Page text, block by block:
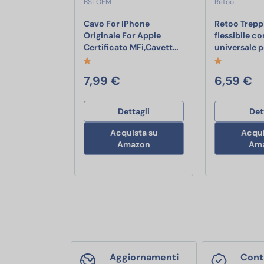
Cavo For IPhone
Originale For Apple
Certificato MFi,Cavett… Cavo For IPhone
7,99 €
Dettagli
Acquista su
Amazon
Retoo
flessibile
universale
6,59 €
Aggiornamenti